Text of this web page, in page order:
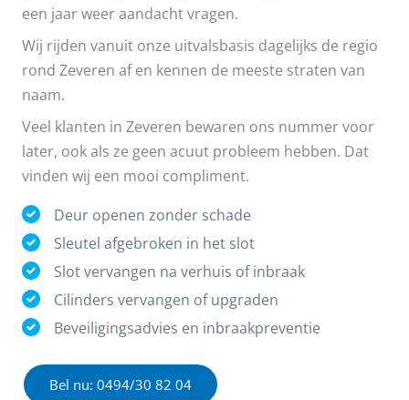
een jaar weer aandacht vragen.
Wij rijden vanuit onze uitvalsbasis dagelijks de regio
rond Zeveren af en kennen de meeste straten van
naam.
Veel klanten in Zeveren bewaren ons nummer voor
later, ook als ze geen acuut probleem hebben. Dat
vinden wij een mooi compliment.
Deur openen zonder schade
Sleutel afgebroken in het slot
Slot vervangen na verhuis of inbraak
Cilinders vervangen of upgraden
Beveiligingsadvies en inbraakpreventie
Bel nu: 0494/30 82 04